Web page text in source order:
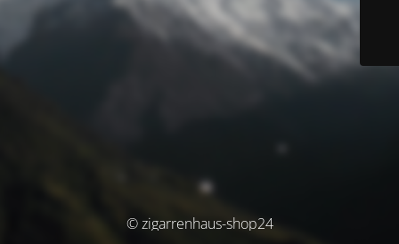
© zigarrenhaus-shop24